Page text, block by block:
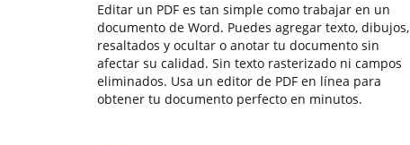
Editar un PDF es tan simple como trabajar en un
documento de Word. Puedes agregar texto, dibujos,
resaltados y ocultar o anotar tu documento sin
afectar su calidad. Sin texto rasterizado ni campos
eliminados. Usa un editor de PDF en línea para
obtener tu documento perfecto en minutos.